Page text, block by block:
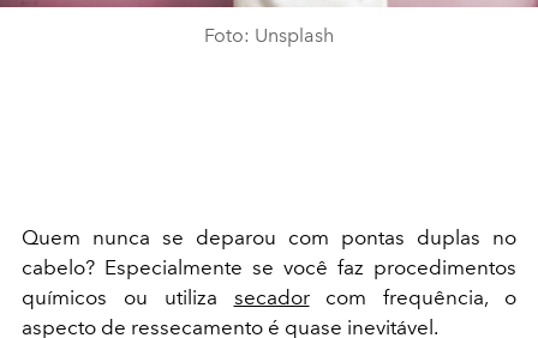
Foto: Unsplash
Quem nunca se deparou com pontas duplas no
cabelo? Especialmente se você faz procedimentos
químicos ou utiliza secadorcom frequência, o
aspecto de ressecamento é quase inevitável.